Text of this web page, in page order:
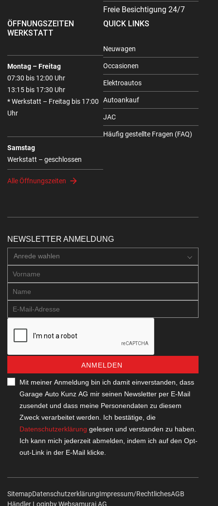
Freie Besichtigung 24/7
ÖFFNUNGSZEITEN
WERKSTATT
Montag – Freitag
07:30 bis 12:00 Uhr
13:15 bis 17:30 Uhr
* Werkstatt – Freitag bis 17:00
Uhr
Samstag
Werkstatt – geschlossen
Alle Öffnungszeiten
QUICK LINKS
Neuwagen
Occasionen
Elektroautos
Autoankauf
JAC
Häufig gestellte Fragen (FAQ)
NEWSLETTER ANMELDUNG
Anrede wahlen
ANMELDEN
Mit meiner Anmeldung bin ich damit einverstanden, dass
Garage Auto Kunz AG mir seinen Newsletter per E-Mail
zusendet und dass meine Personendaten zu diesem
Zweck verarbeitet werden. Ich bestätige, die
Datenschutzerklärung gelesen und verstanden zu haben.
Ich kann mich jederzeit abmelden, indem ich auf den Opt-
out-Link in der E-Mail klicke.
SitemapDatenschutzerklärungImpressum/RechtlichesAGB
Händler Loginby Web­sa­mu­rai AG